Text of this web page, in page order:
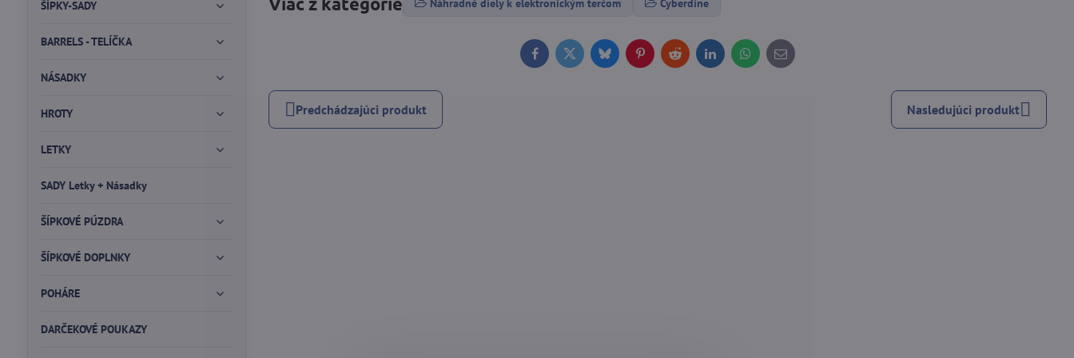
Náhradné diely k elektronickým terčom Cyberdine
FacebookTwitterBlueskyPinterestRedditLinkedInWhatsApp
E-
mail
Predchádzajúci produkt Nasledujúci produkt
ŠÍPKY-SADY
BARRELS - TELÍČKA
NÁSADKY
HROTY
LETKY
SADY Letky + Násadky
ŠÍPKOVÉ PÚZDRA
ŠÍPKOVÉ DOPLNKY
POHÁRE
DARČEKOVÉ POUKAZY